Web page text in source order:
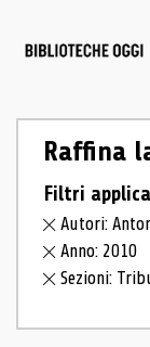
Raffina
Filtri
Autori:
Anno: 2010
Sezioni: